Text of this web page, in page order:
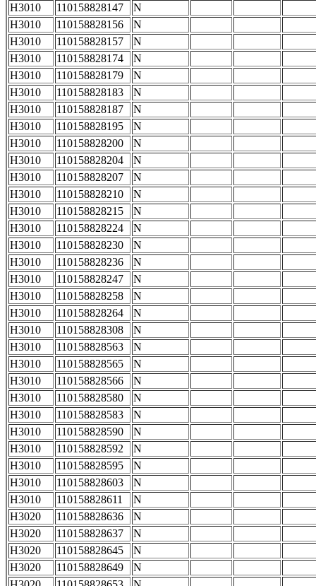
H3010
110158828147
N
H3010
110158828156
N
H3010
110158828157
N
H3010
110158828174
N
H3010
110158828179
N
H3010
110158828183
N
H3010
110158828187
N
H3010
110158828195
N
H3010
110158828200
N
H3010
110158828204
N
H3010
110158828207
N
H3010
110158828210
N
H3010
110158828215
N
H3010
110158828224
N
H3010
110158828230
N
H3010
110158828236
N
H3010
110158828247
N
H3010
110158828258
N
H3010
110158828264
N
H3010
110158828308
N
H3010
110158828563
N
H3010
110158828565
N
H3010
110158828566
N
H3010
110158828580
N
H3010
110158828583
N
H3010
110158828590
N
H3010
110158828592
N
H3010
110158828595
N
H3010
110158828603
N
H3010
110158828611
N
H3020
110158828636
N
H3020
110158828637
N
H3020
110158828645
N
H3020
110158828649
N